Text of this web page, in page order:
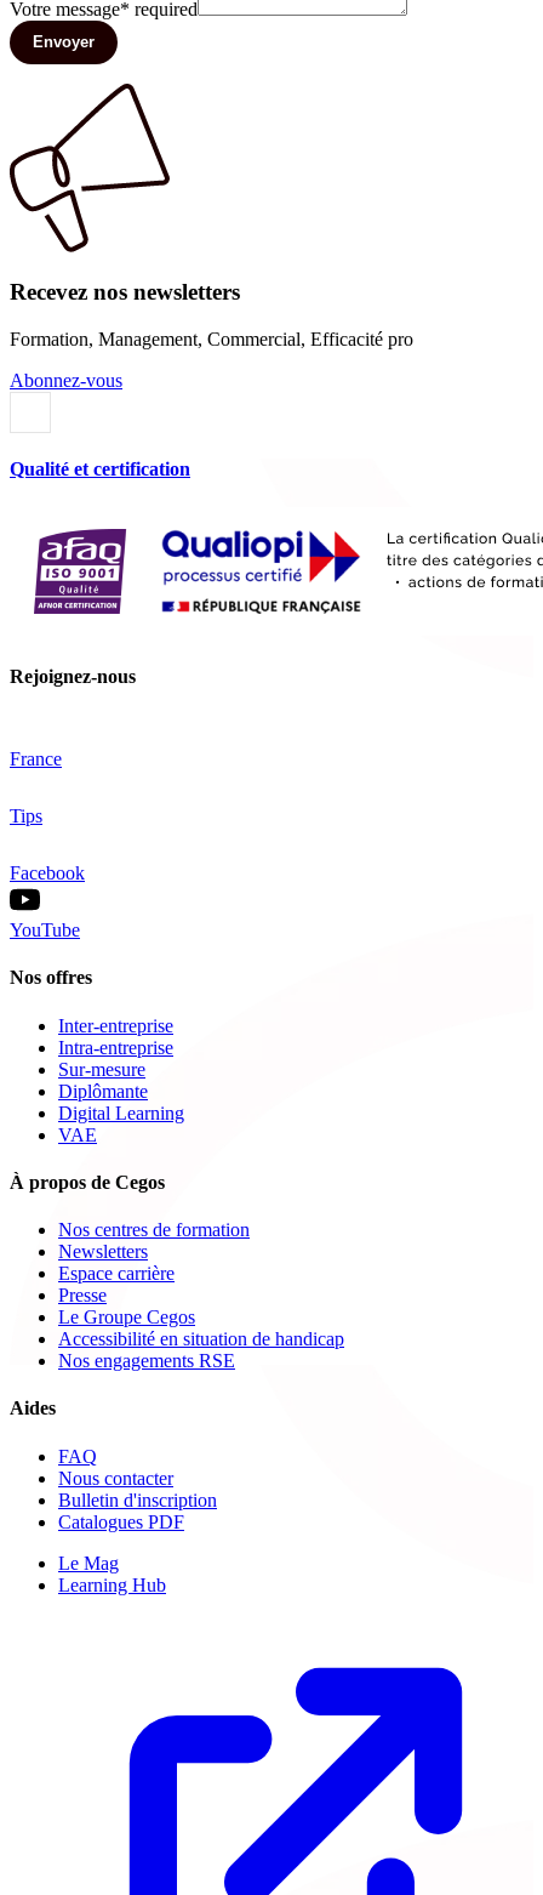
Votre message* required
Envoyer
Recevez nos newsletters
Formation, Management, Commercial, Efficacité pro
Abonnez-vous
Qualité et certification
Rejoignez-nous
France
Tips
Facebook
YouTube
Nos offres
Inter-entreprise
Intra-entreprise
Sur-mesure
Diplômante
Digital Learning
VAE
À propos de Cegos
Nos centres de formation
Newsletters
Espace carrière
Presse
Le Groupe Cegos
Accessibilité en situation de handicap
Nos engagements RSE
Aides
FAQ
Nous contacter
Bulletin d'inscription
Catalogues PDF
Le Mag
Learning Hub